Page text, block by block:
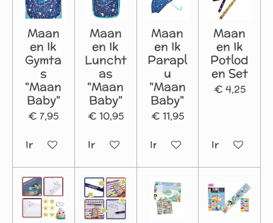
Maan
en Ik
Gymta
s
"Maan
Baby"
€ 7,95
In winkelwagen
Maan
en Ik
Luncht
as
"Maan
Baby"
€ 10,95
In winkelwagen
Maan
en Ik
Parapl
u
"Maan
Baby"
€ 11,95
In winkelwagen
Maan
en Ik
Potlod
en Set
€ 4,25
In